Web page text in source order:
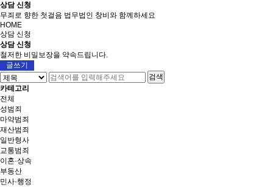
상담 신청
무죄로 향한 첫걸음 법무법인 창비와 함께하세요
HOME
상담 신청
상담 신청
철저한 비밀보장을 약속드립니다.
글쓰기
검색
카테고리
전체
성범죄
마약범죄
재산범죄
일반형사
교통범죄
이혼·상속
부동산
민사·행정